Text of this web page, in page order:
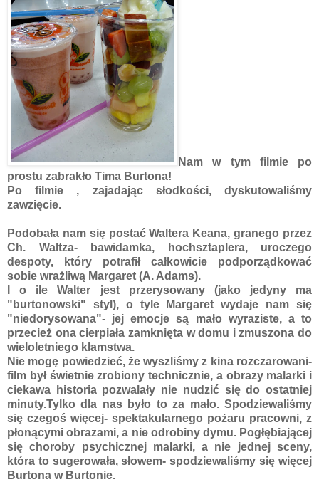
Nam w tym filmie po
prostu zabrakło Tima Burtona!
Po filmie , zajadając słodkości, dyskutowaliśmy
zawzięcie.
Podobała nam się postać Waltera Keana, granego przez
Ch. Waltza- bawidamka, hochsztaplera, uroczego
despoty, który potrafił całkowicie podporządkować
sobie wrażliwą Margaret (A. Adams).
I o ile Walter jest przerysowany (jako jedyny ma
"burtonowski" styl), o tyle Margaret wydaje nam się
"niedorysowana"- jej emocje są mało wyraziste, a to
przecież ona cierpiała zamknięta w domu i zmuszona do
wieloletniego kłamstwa.
Nie mogę powiedzieć, że wyszliśmy z kina rozczarowani-
film był świetnie zrobiony technicznie, a obrazy malarki i
ciekawa historia pozwalały nie nudzić się do ostatniej
minuty.Tylko dla nas było to za mało. Spodziewaliśmy
się czegoś więcej- spektakularnego pożaru pracowni, z
płonącymi obrazami, a nie odrobiny dymu. Pogłębiającej
się choroby psychicznej malarki, a nie jednej sceny,
która to sugerowała, słowem- spodziewaliśmy się więcej
Burtona w Burtonie.